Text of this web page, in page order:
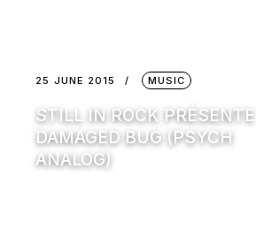
25 JUNE 2015 MUSIC
STILL IN ROCK PRÉSENTE :
DAMAGED BUG (PSYCH
ANALOG)